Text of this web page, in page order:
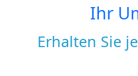
Ihr
Erhalten Sie